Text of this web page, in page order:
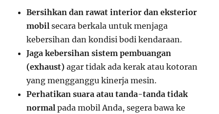
Bersihkan dan rawat interior dan eksterior
mobil secara berkala untuk menjaga
kebersihan dan kondisi bodi kendaraan.
Jaga kebersihan sistem pembuangan
(exhaust) agar tidak ada kerak atau kotoran
yang mengganggu kinerja mesin.
Perhatikan suara atau tanda-tanda tidak
normal pada mobil Anda, segera bawa ke